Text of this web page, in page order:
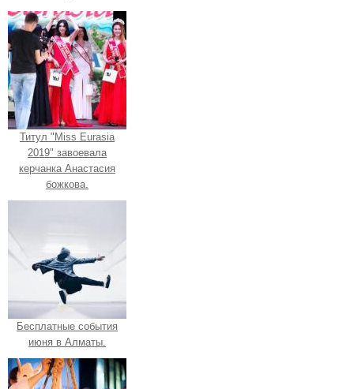
Титул "Miss Eurasia
2019" завоевала
керчанка Анастасия
божкова.
Бесплатные события
июня в Алматы.